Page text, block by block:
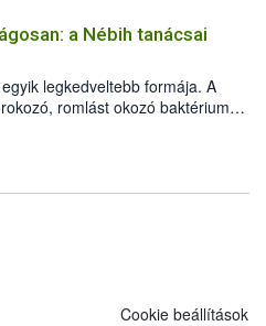
a károsító elleni további
kis kiszerelésben kiskerti
és ökológiai termesztésben is
a Nébih tanácsai
legkedveltebb formája. A
romlást okozó baktériumok
A szabadtéri sütögetés
sütési technikáról szól: legalább
a megfelelő hőkezelés, valamint a
Programja összegyűjtötte a
Cookie beállítások